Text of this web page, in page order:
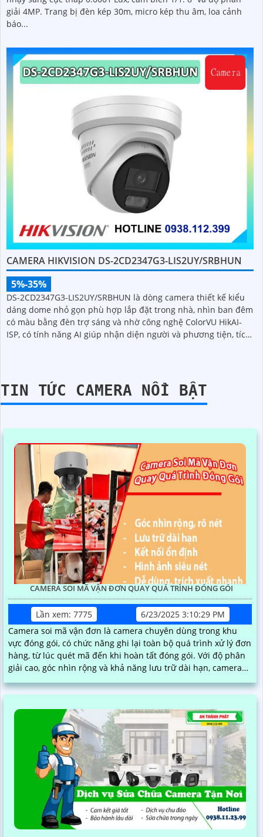
giải 4MP. Trang bị đèn kép 30m, micro kép thu âm, loa cảnh
báo...
CAMERA HIKVISION DS-2CD2347G3-LIS2UY/SRBHUN
5%-35%
DS-2CD2347G3-LIS2UY/SRBHUN là dòng camera thiết kế kiểu
dáng dome nhỏ gọn phù hợp lắp đặt trong nhà, nhìn ban đêm
có màu bằng đèn trợ sáng và nhờ công nghệ ColorVU HikAI-
ISP, có tính năng AI giúp nhận diện người và phương tiện, tích
TIN TỨC CAMERA NỔI BẬT
CAMERA SOI MÃ VẬN ĐƠN QUAY QUÁ TRÌNH ĐÓNG GÓI
Lần xem: 7775
6/23/2025 3:10:29 PM
Camera soi mã vận đơn là camera chuyên dùng trong khu
vực đóng gói, có chức năng ghi lại toàn bộ quá trình xử lý đơn
hàng, từ lúc quét mã đến khi hoàn tất đóng gói. Với độ phân
giải cao, góc nhìn rộng và khả năng lưu trữ dài hạn, camera
giúp quản lý dễ dàng truy xuất thông tin khi cần thiết, hạn
chế nhầm lẫn và thất thoát hàng hóa